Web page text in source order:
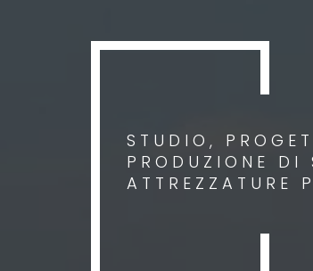
STUDIO,
PRODUZIONE DI
ATTREZZATURE